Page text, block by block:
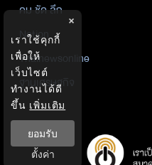
คม ชัด ลึก
Nation
Thainewsonline
ฐานเศรษฐกิจ
×
เราใช้คุกกี้
เพื่อให้
เว็บไซต์
ทำงานได้ดี
ขึ้น เพิ่มเติม
ยอมรับ
ตั้งค่า